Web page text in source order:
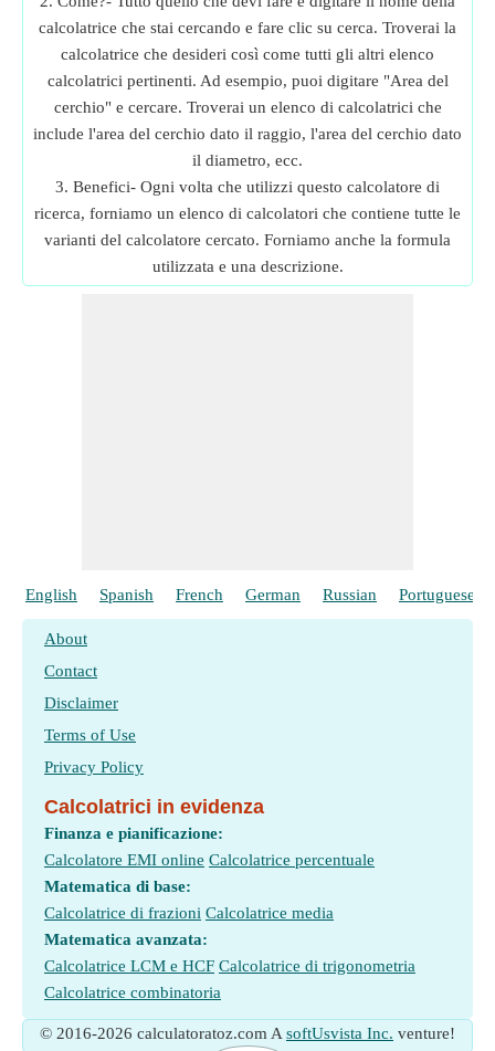
calcolatrice che stai cercando e fare clic su cerca. Troverai la
calcolatrice che desideri così come tutti gli altri elenco
calcolatrici pertinenti. Ad esempio, puoi digitare "Area del
cerchio" e cercare. Troverai un elenco di calcolatrici che
include l'area del cerchio dato il raggio, l'area del cerchio dato
il diametro, ecc.
3. Benefici- Ogni volta che utilizzi questo calcolatore di
ricerca, forniamo un elenco di calcolatori che contiene tutte le
varianti del calcolatore cercato. Forniamo anche la formula
utilizzata e una descrizione.
English Spanish French German Russian Portuguese
About
Contact
Disclaimer
Terms of Use
Privacy Policy
Calcolatrici in evidenza
Finanza e pianificazione:
Calcolatore EMI online Calcolatrice percentuale
Matematica di base:
Calcolatrice di frazioni Calcolatrice media
Matematica avanzata:
Calcolatrice LCM e HCF Calcolatrice di trigonometria
Calcolatrice combinatoria
© 2016-2026 calculatoratoz.com A softUsvista Inc. venture!